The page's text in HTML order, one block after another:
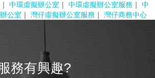
｜ 中環虛擬辦公室 ｜ 中環虛擬辦公室服務 ｜ 中
公室 ｜ 灣仔虛擬辦公室服務 ｜ 灣仔商務中心
務有興趣?